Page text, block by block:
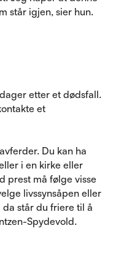
står igjen, sier hun.
etter et dødsfall.
et
Du kan ha
i en kirke eller
prest må følge visse
livssynsåpen eller
står du friere til å
Spydevold.